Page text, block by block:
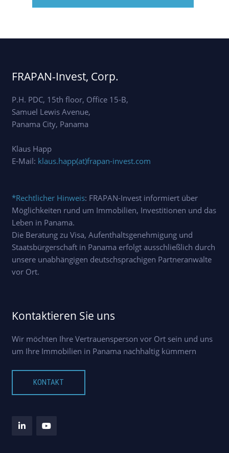
FRAPAN-Invest, Corp.
P.H. PDC, 15th floor, Office 15-B,
Samuel Lewis Avenue,
Panama City, Panama
Klaus Happ
E-Mail: klaus.happ(at)frapan-invest.com
*Rechtlicher Hinweis: FRAPAN-Invest informiert über
Möglichkeiten rund um Immobilien, Investitionen und das
Leben in Panama.
Die Beratung zu Visa, Aufenthaltsgenehmigung und
Staatsbürgerschaft in Panama erfolgt ausschließlich durch
unsere unabhängigen deutschsprachigen Partneranwälte
vor Ort.
Kontaktieren Sie uns
Wir möchten Ihre Vertrauensperson vor Ort sein und uns
um Ihre Immobilien in Panama nachhaltig kümmern
KONTAKT